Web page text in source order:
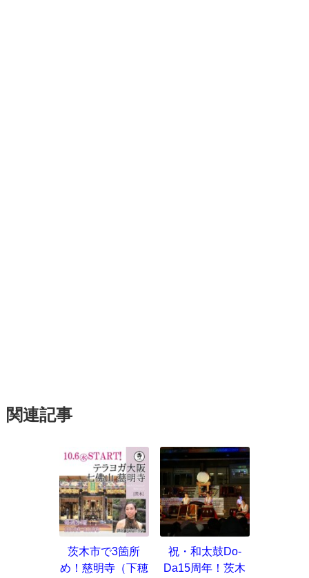
関連記事
茨木市で3箇所
め！慈明寺（下穂
祝・和太鼓Do-
Da15周年！茨木